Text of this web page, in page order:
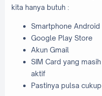
kita hanya butuh :
Smartphone Android
Google Play Store
Akun Gmail
SIM Card yang masih
aktif
Pastinya pulsa cukup